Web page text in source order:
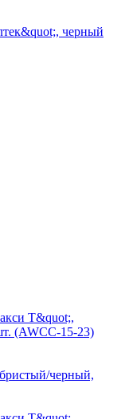
черный,